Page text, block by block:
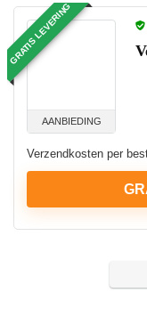
GRATIS LEVERING
AANBIEDING
Verzendkosten per